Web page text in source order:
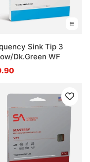
Sink Tip 3
Dk.Green WF